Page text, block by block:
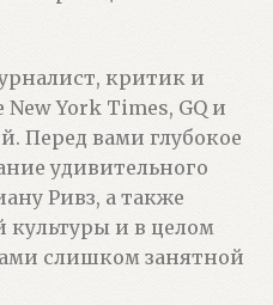
критик и
New York Times, GQ и
Перед вами глубокое
удивительного
Ривз, а также
культуры и в целом
слишком занятной